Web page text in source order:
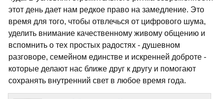
этот день дает нам редкое право на замедление. Это
время для того, чтобы отвлечься от цифрового шума,
уделить внимание качественному живому общению и
вспомнить о тех простых радостях - душевном
разговоре, семейном единстве и искренней доброте -
которые делают нас ближе друг к другу и помогают
сохранять внутренний свет в любое время года.